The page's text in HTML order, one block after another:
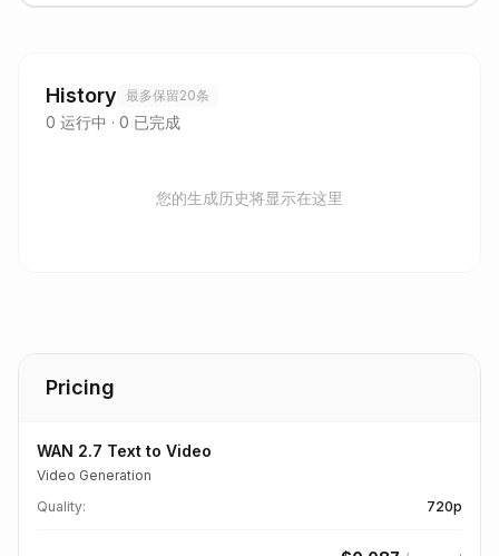
History 最多保留20条
0 运行中 · 0 已完成
您的生成历史将显示在这里
Pricing
WAN 2.7 Text to Video
Video Generation
Quality: 720p